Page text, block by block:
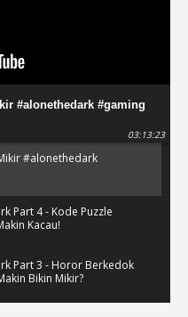
#alonethedark #gaming
03:13:23
#alonethedark
Part 4 - Kode Puzzle
Kacau!
Part 3 - Horor Berkedok
Bikin Mikir?